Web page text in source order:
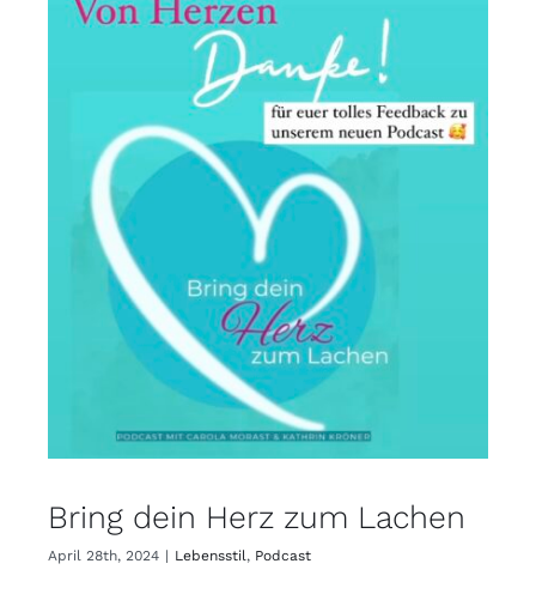
Bring dein Herz zum Lachen
April 28th, 2024 | Lebensstil, Podcast